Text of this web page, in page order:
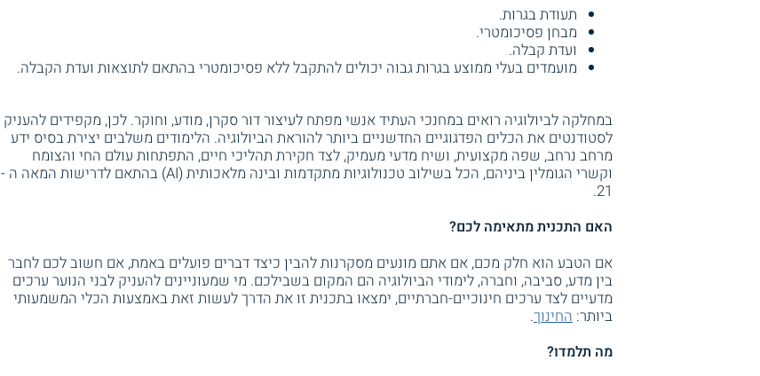
תעודת בגרות.
מבחן פסיכומטרי.
ועדת קבלה.
מועמדים בעלי ממוצע בגרות גבוה יכולים להתקבל ללא פסיכומטרי בהתאם לתוצאות ועדת הקבלה.
במחלקה לביולוגיה רואים במחנכי העתיד אנשי מפתח לעיצור דור סקרן, מודע, וחוקר. לכן, מקפידים להעניק
לסטודנטים את הכלים הפדגוגיים החדשניים ביותר להוראת הביולוגיה. הלימודים משלבים יצירת בסיס ידע
מרחב נרחב, שפה מקצועית, ושיח מדעי מעמיק, לצד חקירת תהליכי חיים, התפתחות עולם החי והצומח
וקשרי הגומלין ביניהם, הכל בשילוב טכנולוגיות מתקדמות ובינה מלאכותית (AI) בהתאם לדרישות המאה ה -
21.
האם התכנית מתאימה לכם?
אם הטבע הוא חלק מכם, אם אתם מונעים מסקרנות להבין כיצד דברים פועלים באמת, אם חשוב לכם לחבר
בין מדע, סביבה, וחברה, לימודי הביולוגיה הם המקום בשבילכם. מי שמעוניינים להעניק לבני הנוער ערכים
מדעיים לצד ערכים חינוכיים-חברתיים, ימצאו בתכנית זו את הדרך לעשות זאת באמצעות הכלי המשמעותי
ביותר: החינוך.
מה תלמדו?